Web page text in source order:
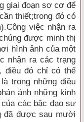
giai đoạn sơ cơ để
thiết;trong đó có
việc nhận ra
được minh thị
hình ảnh của một
nhận ra các trạng
điều đó chỉ có thể
trong những điều
ánh những kinh
các bậc đạo sư
đã được sau mười